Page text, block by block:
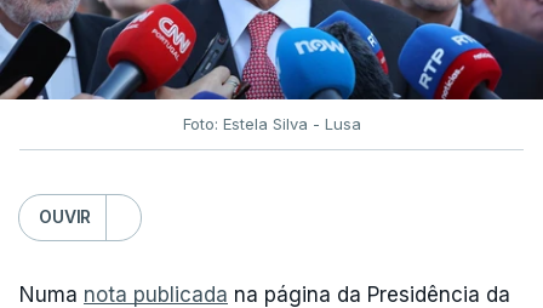
Foto: Estela Silva - Lusa
OUVIR
Numa nota publicada na página da Presidência da